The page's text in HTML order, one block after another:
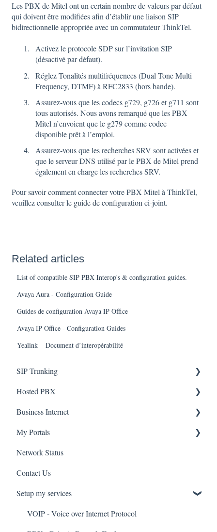
Les PBX de Mitel ont un certain nombre de valeurs par défaut
qui doivent être modifiées afin d’établir une liaison SIP
bidirectionnelle appropriée avec un commutateur ThinkTel.
Activez le protocole SDP sur l’invitation SIP
(désactivé par défaut).
Réglez Tonalités multifréquences (Dual Tone Multi
Frequency, DTMF) à RFC2833 (hors bande).
Assurez-vous que les codecs g729, g726 et g711 sont
tous autorisés. Nous avons remarqué que les PBX
Mitel n’envoient que le g279 comme codec
disponible prêt à l’emploi.
Assurez-vous que les recherches SRV sont activées et
que le serveur DNS utilisé par le PBX de Mitel prend
également en charge les recherches SRV.
Pour savoir comment connecter votre PBX Mitel à ThinkTel,
veuillez consulter le guide de configuration ci-joint.
Related articles
List of compatible SIP PBX Interop's & configuration guides.
Avaya Aura - Configuration Guide
Guides de configuration Avaya IP Office
Avaya IP Office - Configuration Guides
Yealink – Document d’interopérabilité
SIP Trunking
Service Installation
Troubleshooting
Hosted PBX
Service Installation
Troubleshooting
Business Internet
Service Installation
My Portals
uControl
MyPhone
Network Status
Contact Us
Setup my services
VOIP - Voice over Internet Protocol